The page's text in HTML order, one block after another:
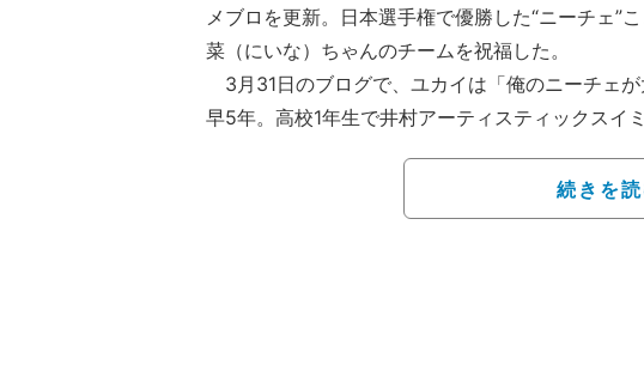
メブロを更新。日本選手権で優勝した“ニーチェ”
菜（にいな）ちゃんのチームを祝福した。
3月31日のブログで、ユカイは「俺のニーチェが
早5年。高校1年生で井村アーティスティックスイ
手権に出場する」と報告し「昨夜、俺の妻から大
た日本選手権予選会動画と報告を受け娘の演技に
続きを